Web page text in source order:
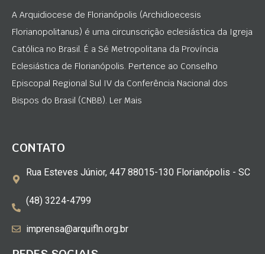
A Arquidiocese de Florianópolis (Archidioecesis
Florianopolitanus) é uma circunscrição eclesiástica da Igreja
Católica no Brasil. É a Sé Metropolitana da Província
Eclesiástica de Florianópolis. Pertence ao Conselho
Episcopal Regional Sul IV da Conferência Nacional dos
Bispos do Brasil (CNBB). Ler Mais
CONTATO
Rua Esteves Júnior, 447 88015-130 Florianópolis - SC
(48) 3224-4799
imprensa@arquifln.org.br